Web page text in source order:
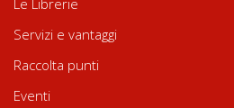
Servizi e vantaggi
Raccolta punti
Eventi